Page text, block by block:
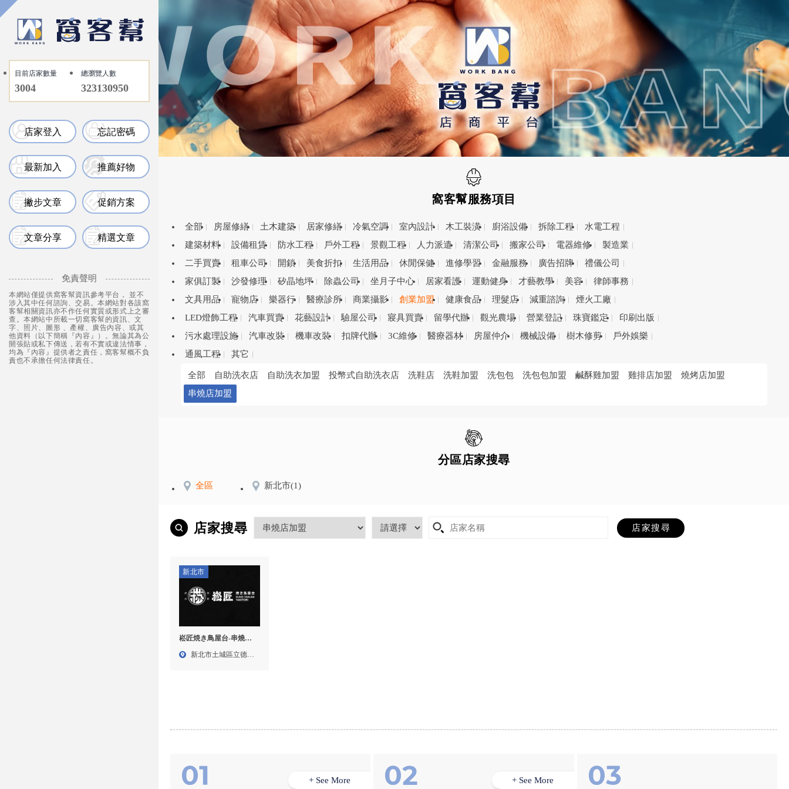
目前店家數量
3004
總瀏覽人數
323130950
店家登入 忘記密碼
最新加入 推薦好物
撇步文章 促銷方案
文章分享 精選文章
免責聲明
本網站僅提供窩客幫資訊參考平台， 並不
涉入其中任何諮詢、交易。本網站對各該窩
客幫相關資訊亦不作任何實質或形式上之審
查。本網站中所載一切窩客幫的資訊、文
字、照片、圖形 、產權、廣告內容、或其
他資料（以下簡稱『內容』）。無論其為公
開張貼或私下傳送，若有不實或違法情事，
均為『內容』提供者之責任，窩客幫概不負
責也不承擔任何法律責任。
窩客幫服務項目
全部 房屋修繕 土木建築 居家修繕 冷氣空調 室內設計 木工裝潢 廚浴設備 拆除工程
水電工程
建築材料
設備租賃 防水工程 戶外工程 景觀工程 人力派遣 清潔公司 搬家公司 電器維修
製造業
二手買賣
租車公司 開鎖 美食折扣 生活用品 休閒保健 進修學習 金融服務 廣告招牌
禮儀公司
家俱訂製
沙發修理 矽晶地坪 除蟲公司 坐月子中心 居家看護 運動健身 才藝教學 美容
律師事務
文具用品
寵物店 樂器行 醫療診所 商業攝影 創業加盟 健康食品 理髮店 減重諮詢
煙火工廠
LED燈飾工程
汽車買賣 花藝設計 驗屋公司 寢具買賣 留學代辦 觀光農場 營業登記 珠寶鑑定
印刷出版
污水處理設施
汽車改裝 機車改裝 扣牌代辦 3C維修 醫療器材 房屋仲介 機械設備 樹木修剪
戶外娛樂
通風工程
其它
全部 自助洗衣店 自助洗衣加盟 投幣式自助洗衣店 洗鞋店 洗鞋加盟 洗包包 洗包包加盟 鹹酥雞加盟 雞排店加盟
燒烤店加盟
串燒店加盟
分區店家搜尋
全區 新北市(1)
店家搜尋
新北市
崧匠焼き鳥屋台-串燒店,
串燒加盟,台北串燒加盟,
新北市土城區立德路
+ See More + See More